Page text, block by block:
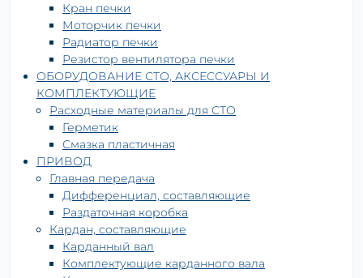
Кран печки
Моторчик печки
Радиатор печки
Резистор вентилятора печки
ОБОРУДОВАНИЕ СТО, АКСЕССУАРЫ И
КОМПЛЕКТУЮЩИЕ
Расходные материалы для СТО
Герметик
Смазка пластичная
ПРИВОД
Главная передача
Дифференциал, составляющие
Раздаточная коробка
Кардан, составляющие
Карданный вал
Комплектующие карданного вала